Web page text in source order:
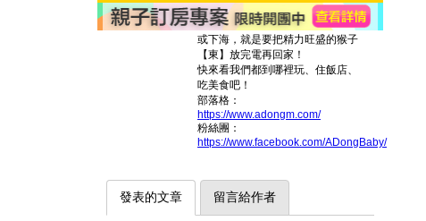
喜歡旅行的媽媽帶著猴子【東】，
開始親子旅行大冒險，不論是山上
或下海，就是要把精力旺盛的猴子
【東】放完電再回家！
快來看我們都到哪裡玩、住飯店、
吃美食吧！
部落格：
https://www.adongm.com/
粉絲團：
https://www.facebook.com/ADongBaby/
發表的文章 留言給作者